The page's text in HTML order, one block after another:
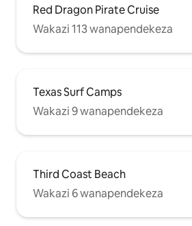
Red Dragon Pirate Cruise
Wakazi 113 wanapendekeza
Texas Surf Camps
Wakazi 9 wanapendekeza
Third Coast Beach
Wakazi 6 wanapendekeza